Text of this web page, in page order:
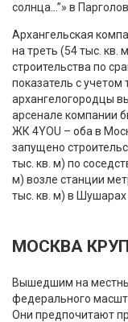
солнца...”» в
Архангельская
на треть (54 тыс. кв.
строительства по
показатель с учетом
архангелогородцы
арсенале компании
ЖК 4YOU – оба в
запущено
тыс. кв. м) по
м) возле станции
тыс. кв. м) в
МОСКВА
Вышедшим на
федерального
Они предпочитают